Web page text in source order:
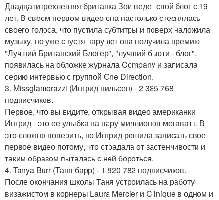
Двадцатитрехлетняя британка Зои ведет свой блог с 19
лет. В своем первом видео она настолько стеснялась
своего голоса, что пустила субтитры и поверх наложила
музыку, но уже спустя пару лет она получила премию
"Лучший Британский Блогер", "лучший бьюти - блог",
появилась на обложке журнала Company и записала
серию интервью с группой One Direction.
3. Missglamorazzi (Ингрид нильсен) - 2 385 768
подписчиков.
Первое, что вы видите, открывая видео американки
Ингрид - это ее улыбка на пару миллионов мегаватт. В
это сложно поверить, но Ингрид решила записать свое
первое видео потому, что страдала от застенчивости и
таким образом пыталась с ней бороться.
4. Tanya Burr (Таня барр) - 1 920 782 подписчиков.
После окончания школы Таня устроилась на работу
визажистом в корнеры Laura Mercier и Clinique в одном и